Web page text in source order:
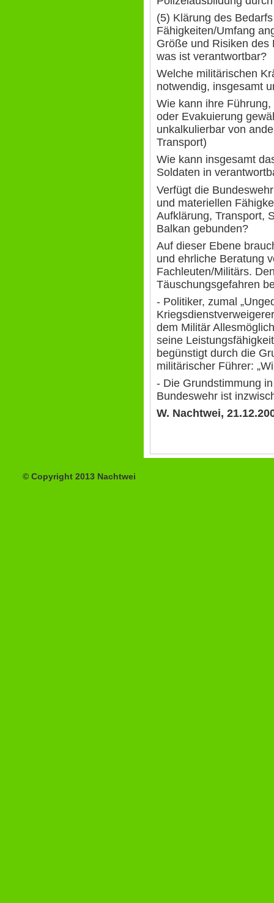
(5) Klärung des
Fähigkeiten/Umfang
Größe und Risiken des
was ist verantwortbar?
Welche militärischen
notwendig, insgesamt
Wie kann ihre
oder Evakuierung
unkalkulierbar von
Transport)
Wie kann insgesamt
Soldaten in
Verfügt die
und materiellen
Aufklärung, Transport,
Balkan gebunden?
Auf dieser Ebene
und ehrliche Beratung
Fachleuten/Militärs.
Täuschungsgefahren
- Politiker, zumal
dem Militär
seine
begünstigt durch die
militärischer Führer:
- Die Grundstimmung
Bundeswehr ist
W. Nachtwei,
© Copyright 2013 Nachtwei